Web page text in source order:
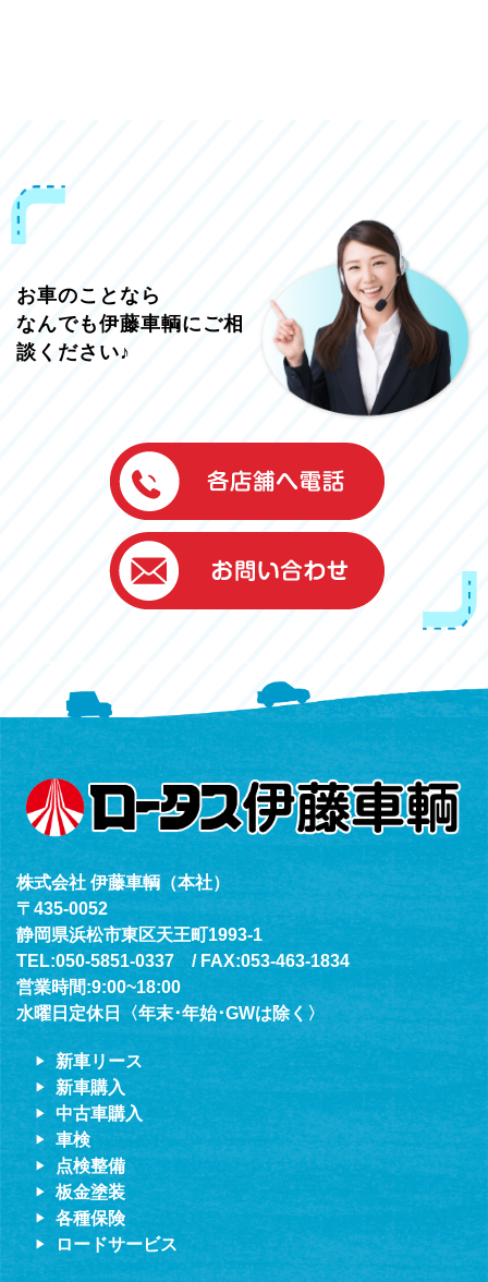
お車のことなら
なんでも伊藤車輌にご相
談ください♪
伊藤車輌（本社）
050-5851-0337
グッドワン浜松
050-5851-0338
浜北店
050-5851-0339
（年中無休24h対応）
株式会社 伊藤車輌（本社）
〒435-0052
静岡県浜松市東区天王町1993-1
TEL:050-5851-0337 / FAX:053-463-1834
営業時間:9:00~18:00
水曜日定休日〈年末･年始･GWは除く〉
新車リース
新車購入
中古車購入
車検
点検整備
板金塗装
各種保険
ロードサービス